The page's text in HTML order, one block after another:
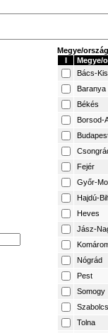
Megye/
I
Megye/
Bács-
Baranya
Békés
Borsod-
Fejér
Győr-
Hajdú-
Heves
Jász-
Nógrád
Pest
Somogy
Tolna